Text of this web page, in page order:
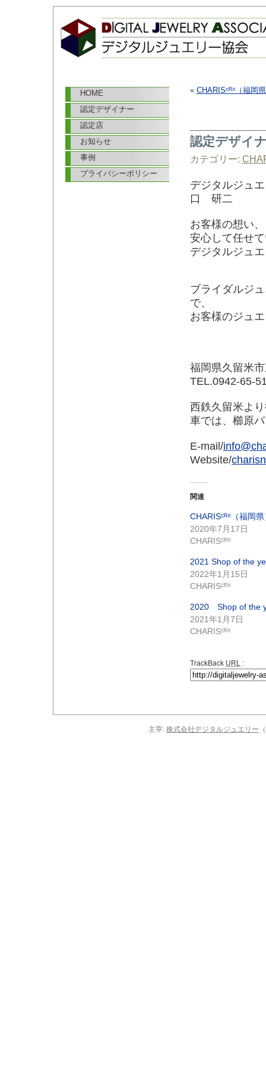
« CHARISᶜᴿ⁸（福岡
認定デザイ
カテゴリー:
デジタルジュ
口 研二
お客様の想い
安心して任せ
デジタルジュ
ブライダルジ
で、
お客様のジュ
福岡県久留米
TEL.0942-65-
西鉄久留米よ
車では、櫛原
E-mail/
Website/
関連
CHARISᶜᴿ⁸（福岡
2020年7月17日
CHARISᶜᴿ⁸
2021 Shop of the
2022年1月15日
CHARISᶜᴿ⁸
2020 Shop of
2021年1月7日
CHARISᶜᴿ⁸
TrackBack URL :
HOME
認定デザイナー
認定店
お知らせ
事例
プライバシーポリシー
主宰: 株式会社デジタルジュエリー